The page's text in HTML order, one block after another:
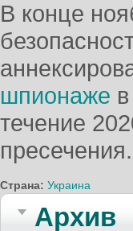
В конце
шпионаже
течение
пресечения.
Страна: Украина
Архив